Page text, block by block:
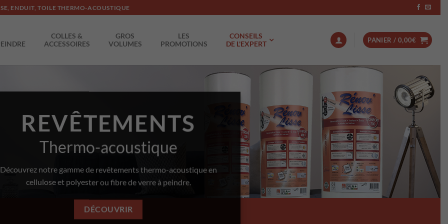
ENDUIT, TOILE THERMO-ACOUSTIQUE
COLLES &
ACCESSOIRES
GROS
VOLUMES
LES
PROMOTIONS
CONSEILS
DE L'EXPERT
PANIER / 0,00€
REVÊTEMENTS
Thermo-acoustique
Découvrez notre gamme de revêtements thermo-acoustique en
cellulose et polyester ou fibre de verre à peindre.
DÉCOUVRIR